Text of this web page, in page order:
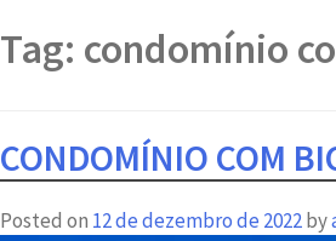
Tag: condomínio
CONDOMÍNIO COM
Posted on 12 de dezembro de 2022by